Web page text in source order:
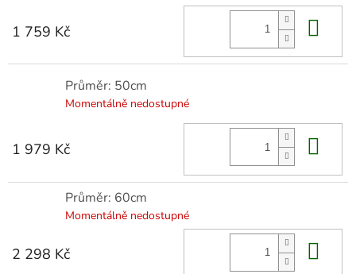
1 759 Kč
Průměr: 50cm
Momentálně nedostupné
1 979 Kč
Průměr: 60cm
Momentálně nedostupné
2 298 Kč